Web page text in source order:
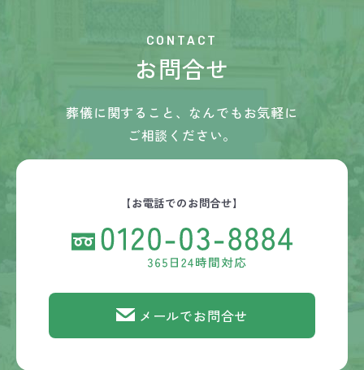
CONTACT
お問合せ
葬儀に関すること、なんでもお気軽に
ご相談ください。
【お電話でのお問合せ】
メールでお問合せ